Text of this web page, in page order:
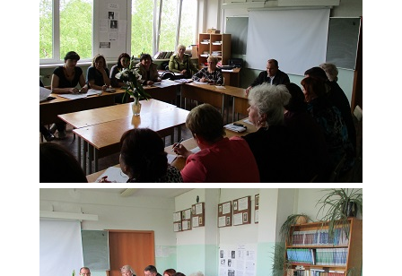
Вакантные места для приёма (перевода)
Международное сотрудничество
Организация питания в образовательной
организации
УЧЕБНАЯ РАБОТА
Расписание занятий
Заочное отделение
Локальные акты
ВОСПИТАТЕЛЬНАЯ РАБОТА